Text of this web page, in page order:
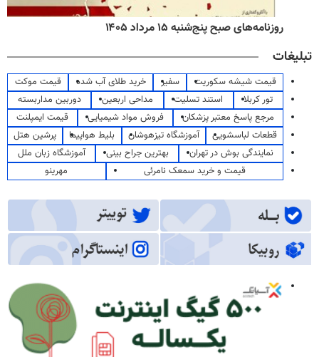
روزنامه‌های صبح پنج‌شنبه ۱۵ مرداد ۱۴۰۵
تبلیغات
قیمت شیشه سکوریت سفیر خرید طلای آب شده
قیمت موکت
تور کربلا
استند تسلیت مداحی اربعین
دوربین مداربسته
مرجع پاسخ معتبر پزشکان
فروش مواد شیمیایی
قیمت ایمپلنت
قطعات لباسشویی
آموزشگاه تیزهوشان بلیط هواپیما
پرشین هتل
نمایندگی بوش در تهران
بهترین جراح بینی
آموزشگاه زبان ملل
قیمت و خرید سمعک نامرئی
مهرینو